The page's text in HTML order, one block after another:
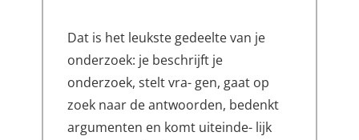
Dat is het leukste gedeelte van je
onderzoek: je beschrijft je
onderzoek, stelt vra- gen, gaat op
zoek naar de antwoorden, bedenkt
argumenten en komt uiteinde- lijk